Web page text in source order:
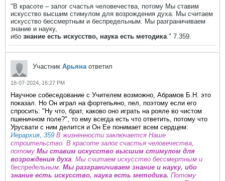
"В красоте – залог счастья человечества, потому Мы ставим
искусство высшим стимулом для возрождения духа. Мы считаем
искусство бессмертным и беспредельным. Мы разграничиваем
знание и науку,
ибо знание есть искусство, наука есть методика ."​ 7.359.
Участник Арьяна ответил
16-07-2024, 16:27 PM
Научное собеседование с Учителем возможно, Абрамов Б.Н. это
показал. Но Он играл на фортепьяно, пел, поэтому если его
спросить: "Ну что, брат, каково оно играть на рояле во чистом
пшеничном поле?", то ему всегда есть что ответить, потому что
Урусвати с ним делится и Он Ее понимает всем сердцем:
Иерархия, 359 В жизненности заключается Наше
строительство. В красоте залог счастья человечества,
потому Мы ставим искусство высшим стимулом для
возрождения духа . Мы считаем искусство бессмертным и
беспредельным. Мы разграничиваем знание и науку, ибо
знание есть искусство, наука есть методика. Потому